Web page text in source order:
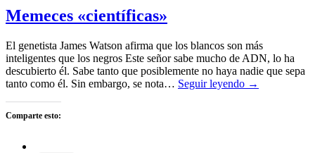
Memeces «cientí­ficas»
El genetista James Watson afirma que los blancos son más
inteligentes que los negros Este señor sabe mucho de ADN, lo ha
descubierto él. Sabe tanto que posiblemente no haya nadie que sepa
tanto como él. Sin embargo, se nota… Seguir leyendo →
Comparte esto: